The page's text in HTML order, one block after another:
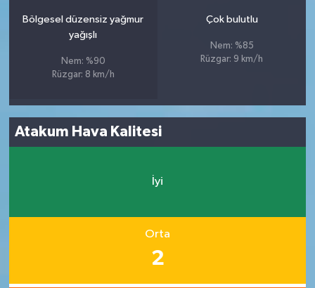
Bölgesel düzensiz yağmur
yağışlı
Nem: %90
Rüzgar: 8 km/h
Çok bulutlu
Nem: %85
Rüzgar: 9 km/h
Atakum Hava Kalitesi
İyi
Orta
2